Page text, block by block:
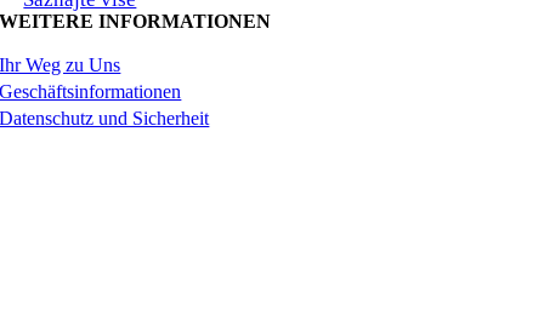
WEITERE INFORMATIONEN
Ihr Weg zu Uns
Geschäftsinformationen
Datenschutz und Sicherheit